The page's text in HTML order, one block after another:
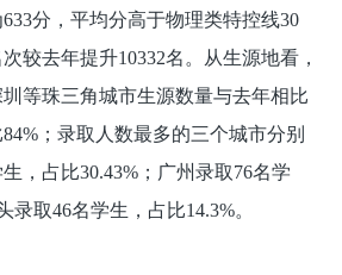
分，平均分高于物理类特控线30
较去年提升10332名。从生源地看，
等珠三角城市生源数量与去年相比
；录取人数最多的三个城市分别
，占比30.43%；广州录取76名学
录取46名学生，占比14.3%。